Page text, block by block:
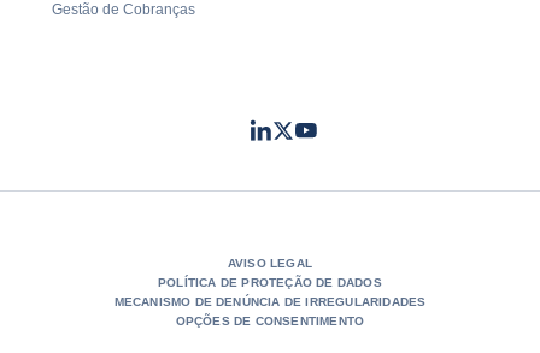
Gestão de Cobranças
LinkedIn
TwitterYoutube
AVISO LEGAL
POLÍTICA DE PROTEÇÃO DE DADOS
MECANISMO DE DENÚNCIA DE IRREGULARIDADES
OPÇÕES DE CONSENTIMENTO